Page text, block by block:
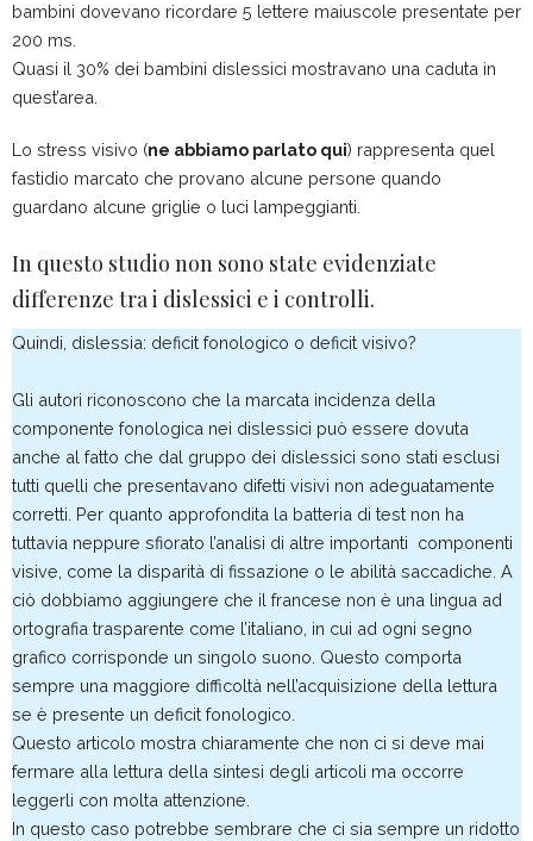
bambini dovevano ricordare 5 lettere maiuscole presentate per
200 ms.
Quasi il 30% dei bambini dislessici mostravano una caduta in
quest’area.
Lo stress visivo (ne abbiamo parlato qui) rappresenta quel
fastidio marcato che provano alcune persone quando
guardano alcune griglie o luci lampeggianti.
In questo studio non sono state evidenziate
differenze tra i dislessici e i controlli.
Quindi, dislessia: deficit fonologico o deficit visivo?
Gli autori riconoscono che la marcata incidenza della
componente fonologica nei dislessici può essere dovuta
anche al fatto che dal gruppo dei dislessici sono stati esclusi
tutti quelli che presentavano difetti visivi non adeguatamente
corretti. Per quanto approfondita la batteria di test non ha
tuttavia neppure sfiorato l’analisi di altre importanti componenti
visive, come la disparità di fissazione o le abilità saccadiche. A
ciò dobbiamo aggiungere che il francese non è una lingua ad
ortografia trasparente come l’italiano, in cui ad ogni segno
grafico corrisponde un singolo suono. Questo comporta
sempre una maggiore difficoltà nell’acquisizione della lettura
se è presente un deficit fonologico.
Questo articolo mostra chiaramente che non ci si deve mai
fermare alla lettura della sintesi degli articoli ma occorre
leggerli con molta attenzione.
In questo caso potrebbe sembrare che ci sia sempre un ridotto